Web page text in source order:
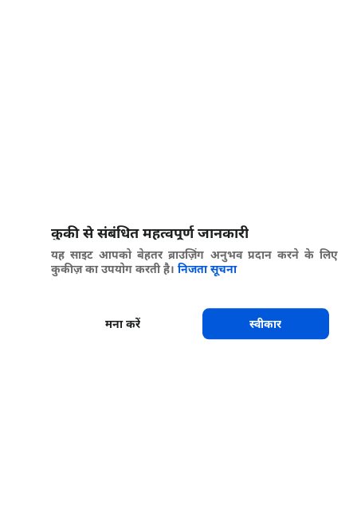
कुकी से संबंधित महत्वपूर्ण जानकारी
यह साइट आपको बेहतर ब्राउज़िंग अनुभव प्रदान करने के लिए
कुकीज़ का उपयोग करती है। निजता सूचना
मना करें स्वीकार